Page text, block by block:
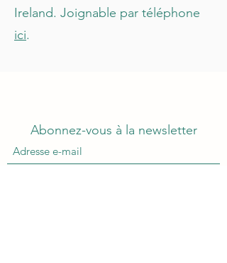
Ireland. Joignable par téléphone
ici.
Abonnez-vous à la newsletter